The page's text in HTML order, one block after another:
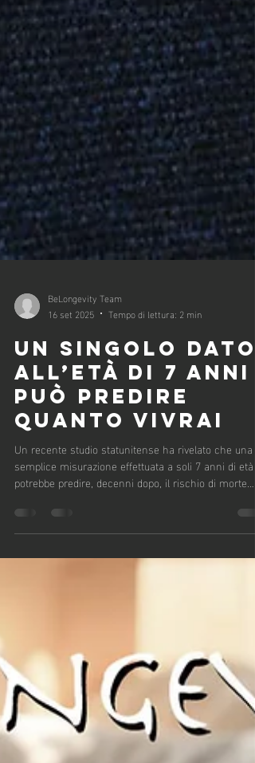
BeLongevity Team
16 set 2025
Tempo di lettura: 2 min
UN SINGOLO DATO
ALL’ETÀ DI 7 ANNI
PUÒ PREDIRE
QUANTO VIVRAI
Un recente studio statunitense ha rivelato che una
semplice misurazione effettuata a soli 7 anni di età
potrebbe predire, decenni dopo, il rischio di morte
prematura per malattie cardiovascolari...